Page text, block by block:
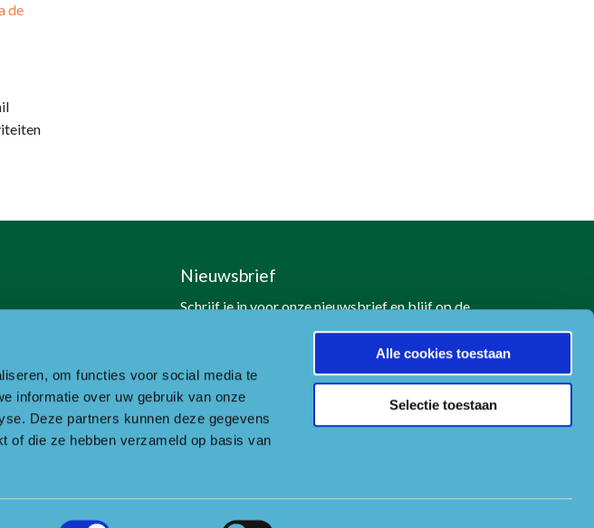
om functies voor social media te
informatie over uw gebruik van onze
Deze partners kunnen deze gegevens
of die ze hebben verzameld op basis van
Alle cookies toestaan
Selectie toestaan
de
Nieuwsbrief
Schrijf je in voor onze nieuwsbrief en blijf op de
Naar aanmeldformulier